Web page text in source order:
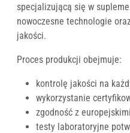
specjalizującą się w
nowoczesne technologie
jakości.
Proces produkcji obejmuje:
kontrolę jakości na
wykorzystanie
zgodność z
testy laboratoryjne